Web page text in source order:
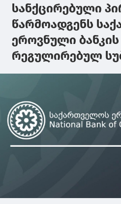
სანქცირებული
წარმოადგენს
ეროვნული ბანკის
რეგულირებულ